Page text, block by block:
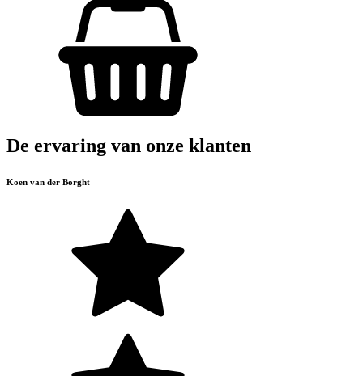
De ervaring van onze klanten
Koen van der Borght